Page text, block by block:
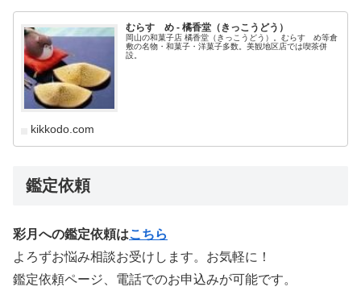
むらすゞめ - 橘香堂（きっこうどう）
岡山の和菓子店 橘香堂（きっこうどう）。むらすゞめ等倉
敷の名物・和菓子・洋菓子多数。美観地区店では喫茶併
設。
kikkodo.com
鑑定依頼
彩月への鑑定依頼はこちら
よろずお悩み相談お受けします。お気軽に！
鑑定依頼ページ、電話でのお申込みが可能です。